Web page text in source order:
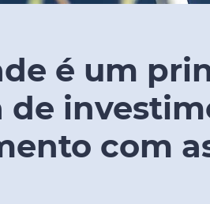
é um
com